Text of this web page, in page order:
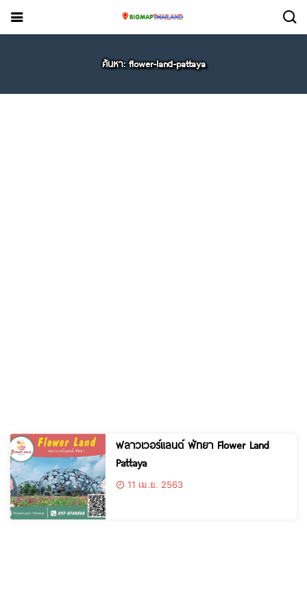
ค้นหา: flower-land-pattaya
ฟลาวเวอร์แลนด์ พัทยา Flower Land
Pattaya
11 เม.ย. 2563